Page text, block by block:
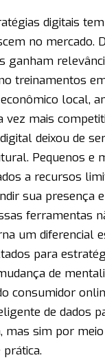
digitais
no mercado.
ganham
treinamentos
local,
vez mais
deixou de
Pequenos e
a recursos
sua presença
ferramentas
um diferencial
para
de
consumidor
de dados
mas sim por